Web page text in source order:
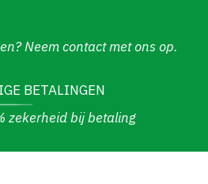
Neem contact met ons op.
BETALINGEN
zekerheid bij betaling